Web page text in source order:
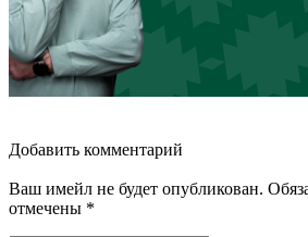
Добавить комментарий
Ваш имейл не будет опубликован.
отмечены *